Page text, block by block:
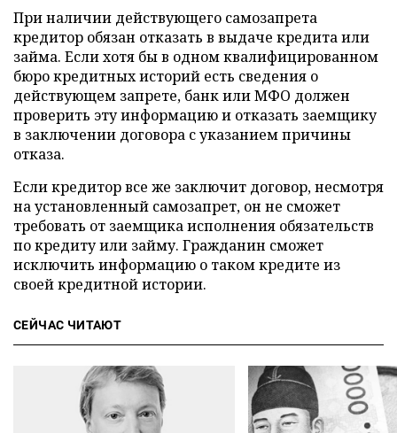
При наличии действующего самозапрета
кредитор обязан отказать в выдаче кредита или
займа. Если хотя бы в одном квалифицированном
бюро кредитных историй есть сведения о
действующем запрете, банк или МФО должен
проверить эту информацию и отказать заемщику
в заключении договора с указанием причины
отказа.
Если кредитор все же заключит договор, несмотря
на установленный самозапрет, он не сможет
требовать от заемщика исполнения обязательств
по кредиту или займу. Гражданин сможет
исключить информацию о таком кредите из
своей кредитной истории.
СЕЙЧАС ЧИТАЮТ